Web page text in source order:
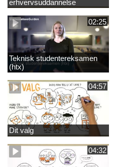
erhvervsuddannelse
02:25
Teknisk studentereksamen
(htx)
04:57
Dit valg
04:32